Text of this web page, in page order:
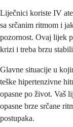
Liječnici koriste IV
sa srčanim ritmom i
pozornost. Ovaj lijek
krizi i treba brzu
Glavne situacije u
teške hipertenzivne
opasne po život. Vaš
opasne brze srčane
postupaka.